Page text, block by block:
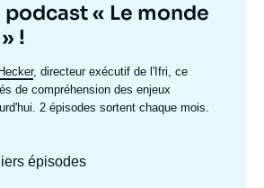
podcast « Le monde
!
, directeur exécutif de l'Ifri, ce
de compréhension des enjeux
2 épisodes sortent chaque mois.
épisodes